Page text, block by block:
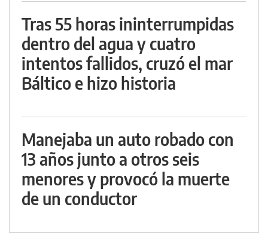
Tras 55 horas ininterrumpidas
dentro del agua y cuatro
intentos fallidos, cruzó el mar
Báltico e hizo historia
Manejaba un auto robado con
13 años junto a otros seis
menores y provocó la muerte
de un conductor